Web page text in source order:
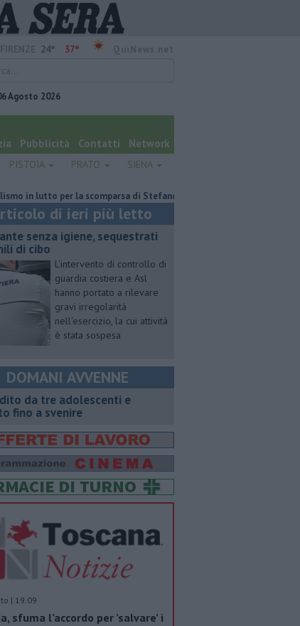
24° 37°
Agosto 2026
Pubblicità Contatti Network
PISTOIA PRATO SIENA
per la scomparsa di Stefano Marcelli
di ieri più letto
senza igiene, sequestrati
di cibo
L'intervento di controllo di
guardia costiera e Asl
hanno portato a rilevare
gravi irregolarità
nell'esercizio, la cui attività
è stata sospesa
DOMANI AVVENNE
da tre adolescenti e
fino a svenire
| 19.09
sfuma l’accordo per ’salvare’ i